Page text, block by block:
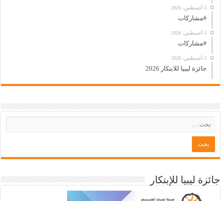
5 أغسطس، 2026
#مشاركات
5 أغسطس، 2026
#مشاركات
2 أغسطس، 2026
جائزة ليبيا للابتكار 2026
جائزة ليبيا للإبتكار